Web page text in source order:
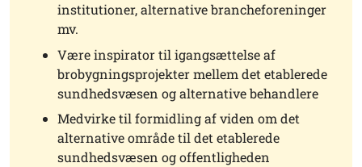
institutioner, alternative brancheforeninger
mv.
Være inspirator til igangsættelse af
brobygningsprojekter mellem det etablerede
sundhedsvæsen og alternative behandlere
Medvirke til formidling af viden om det
alternative område til det etablerede
sundhedsvæsen og offentligheden